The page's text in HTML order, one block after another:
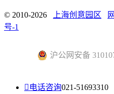
© 2010-2026 上海创意园区
号-1
沪公网安备
 电话咨询021-51693310